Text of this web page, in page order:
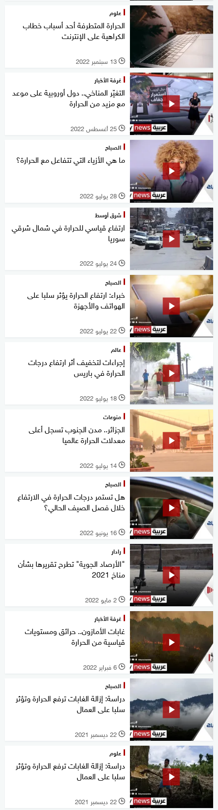
علوم
الحرارة المتطرفة أحد أسباب خطاب
الكراهية على الإنترنت
l 13 سبتمبر 2022
غرفة الأخبار
التغيّر المناخي.. دول أوروبية على موعد
مع مزيد من الحرارة
l 25 أغسطس 2022
الصباح
ما هي الأزياء التي تتفاعل مع الحرارة؟
l 28 يوليو 2022
شرق أوسط
ارتفاع قياسي للحرارة في شمال شرقي
سوريا
l 24 يوليو 2022
الصباح
خبراء: ارتفاع الحرارة يؤثر سلبا على
الهواتف والأجهزة
l 22 يوليو 2022
عالم
إجراءات لتخفيف أثر ارتفاع درجات
الحرارة في باريس
l 18 يوليو 2022
منوعات
الجزائر.. مدن الجنوب تسجل أعلى
معدلات الحرارة عالميا
l 14 يوليو 2022
الصباح
هل تستمر درجات الحرارة في الارتفاع
خلال فصل الصيف الحالي؟
l 16 يونيو 2022
رادار
"الأرصاد الجوية" تطرح تقريرها بشأن
مناخ 2021
l 2 مايو 2022
غرفة الأخبار
غابات الأمازون.. حرائق ومستويات
قياسية من الحرارة
l 6 فبراير 2022
الصباح
دراسة: إزالة الغابات ترفع الحرارة وتؤثر
سلبا على العمال
l 22 ديسمبر 2021
علوم
دراسة: إزالة الغابات ترفع الحرارة وتؤثر
سلبا على العمال
l 22 ديسمبر 2021